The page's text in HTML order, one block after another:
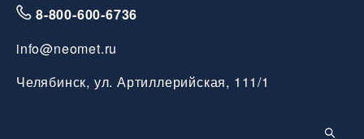
8-800-600-6736
info@neomet.ru
Челябинск, ул. Артиллерийская, 111/1